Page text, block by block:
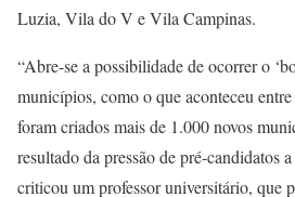
Luzia, Vila do V e Vila Campinas.
“Abre-se a possibilidade de ocorrer o
municípios, como o que aconteceu
foram criados mais de 1.000 novos
resultado da pressão de pré-candidatos
criticou um professor universitário, que